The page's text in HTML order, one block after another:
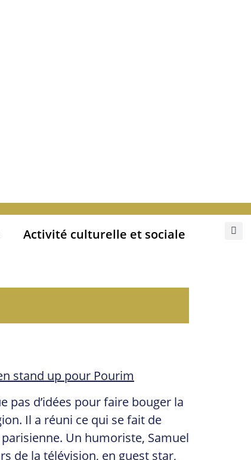
Activité culturelle et sociale
stand up pour Pourim
pas d’idées pour faire bouger la
Il a réuni ce qui se fait de
Un humoriste, Samuel
de la télévision, en guest star,